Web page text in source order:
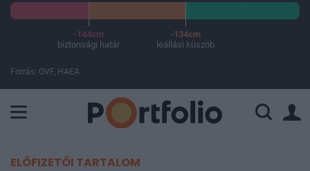
-144cm
biztonsági határ
-134cm
leállási küszöb
Forrás: OVF, HAEA
ELŐFIZETŐI TARTALOM